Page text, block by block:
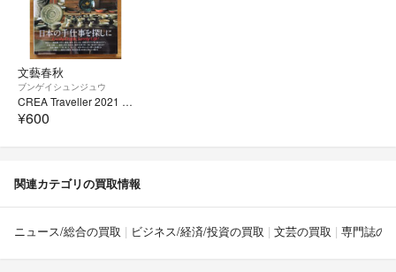
文藝春秋
ブンゲイシュンジュウ
CREA Traveller 2021 NO.65 日本の手仕事を探しに
¥600
関連カテゴリの買取情報
ニュース/総合の買取 ビジネス/経済/投資の買取 文芸の買取 専門誌の